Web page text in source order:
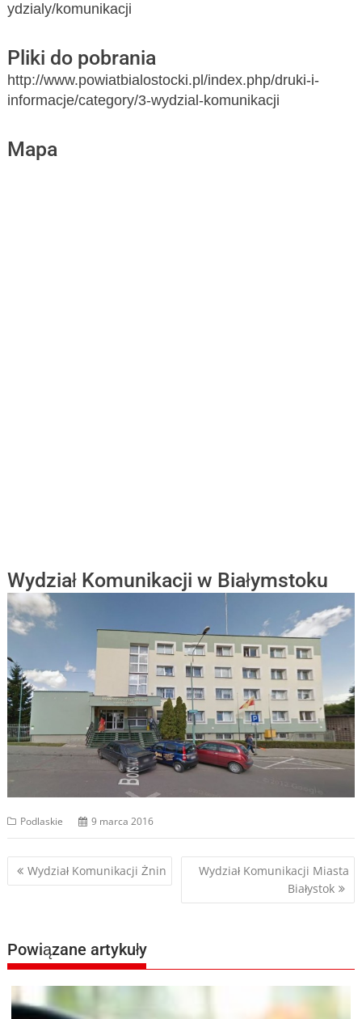
ydzialy/komunikacji
Pliki do pobrania
http://www.powiatbialostocki.pl/index.php/druki-i-
informacje/category/3-wydzial-komunikacji
Mapa
Wydział Komunikacji w Białymstoku
Podlaskie 9 marca 2016
Nawigacja
Wydział Komunikacji Żnin
Wydział Komunikacji Miasta
Białystok
Powiązane artykuły